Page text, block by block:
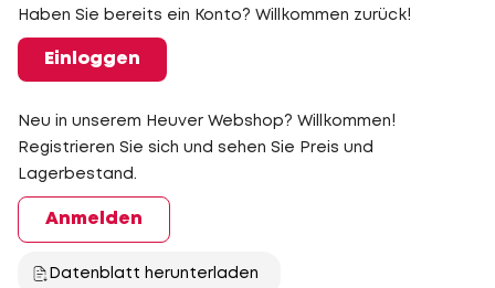
Haben Sie bereits ein Konto? Willkommen zurück!
Einloggen
Neu in unserem Heuver Webshop? Willkommen!
Registrieren Sie sich und sehen Sie Preis und
Lagerbestand.
Anmelden
Datenblatt herunterladen